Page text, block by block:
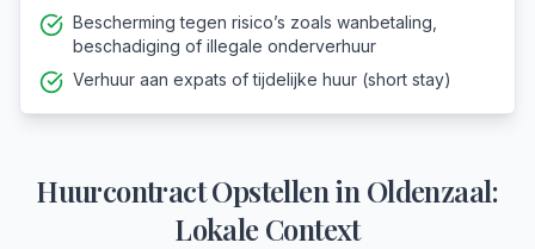
Bescherming tegen risico’s zoals wanbetaling,
beschadiging of illegale onderverhuur
Verhuur aan expats of tijdelijke huur (short stay)
Huurcontract Opstellenin Oldenzaal:
Lokale Context